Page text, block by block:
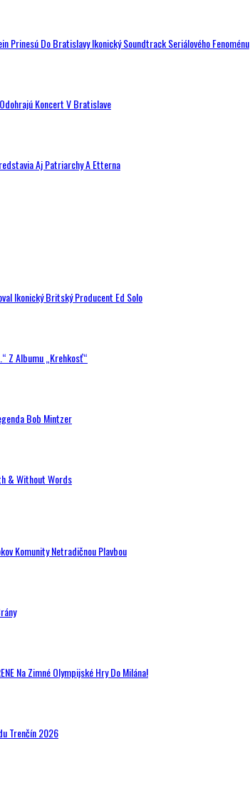
Prinesú Do Bratislavy Ikonický Soundtrack Seriálového Fenoménu
Koncert V Bratislave
Aj Patriarchy A Etterna
Ikonický Britský Producent Ed Solo
Z Albumu „Krehkosť“
Bob Mintzer
& Without Words
Komunity Netradičnou Plavbou
Na Zimné Olympijské Hry Do Milána!
Trenčín 2026